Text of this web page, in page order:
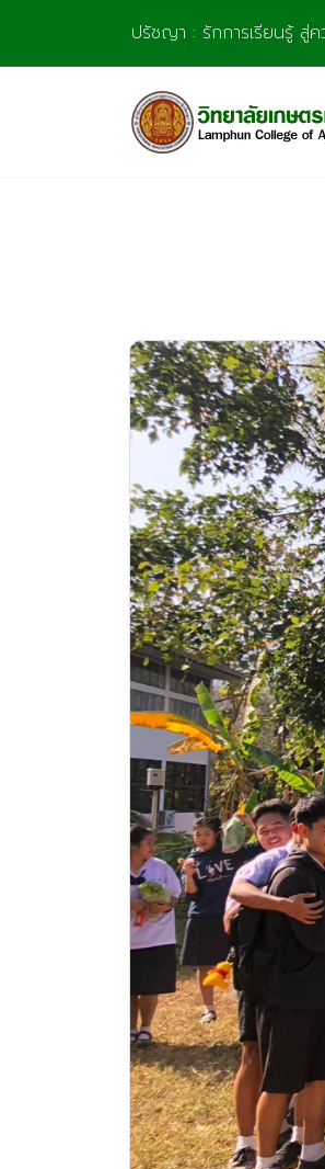
content
ปรัชญา : รักการเรียนรู้ สู่ค